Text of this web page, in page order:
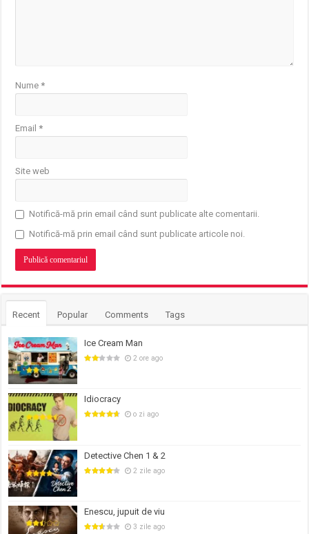
Nume*
Email*
Site web
Notifică-mă prin email când sunt publicate alte comentarii.
Notifică-mă prin email când sunt publicate articole noi.
Recent Popular Comments Tags
Ice Cream Man
2 ore ago
Idiocracy
o zi ago
Detective Chen 1 & 2
2 zile ago
Enescu, jupuit de viu
3 zile ago